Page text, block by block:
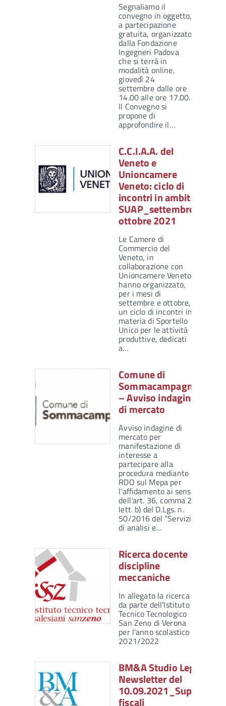
Segnaliamo il
convegno in oggetto,
a partecipazione
gratuita, organizzato
dalla Fondazione
Ingegneri Padova
che si terrà in
modalità online,
giovedì 24
settembre dalle ore
14.00 alle ore 17.00.
Il Convegno si
propone di
approfondire il…
C.C.I.A.A. del
Veneto e
Unioncamere
Veneto: ciclo di
incontri in ambito
SUAP_settembre-
ottobre 2021
Le Camere di
Commercio del
Veneto, in
collaborazione con
Unioncamere Veneto,
hanno organizzato,
per i mesi di
settembre e ottobre,
un ciclo di incontri in
materia di Sportello
Unico per le attività
produttive, dedicati
a…
Comune di
Sommacampagna
– Avviso indagine
di mercato
Avviso indagine di
mercato per
manifestazione di
interesse a
partecipare alla
procedura mediante
RDO sul Mepa per
l'affidamento ai sensi
dell’art. 36, comma 2
lett. b) del D.Lgs. n.
50/2016 del “Servizio
di analisi e…
Ricerca docente
discipline
meccaniche
In allegato la ricerca
da parte dell'Istituto
Tecnico Tecnologico
San Zeno di Verona
per l'anno scolastico
2021/2022
BM&A Studio Legale –
Newsletter del
fiscali